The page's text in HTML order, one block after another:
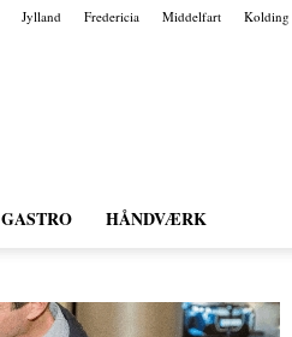
Jylland Fredericia Middelfart Kolding
GASTRO HÅNDVÆRK